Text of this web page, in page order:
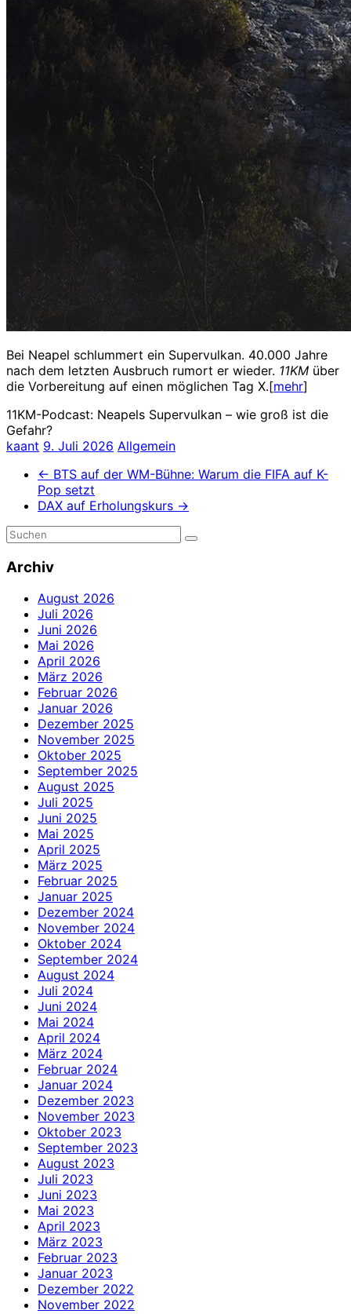
Bei Neapel schlummert ein Supervulkan. 40.000 Jahre
nach dem letzten Ausbruch rumort er wieder. 11KM über
die Vorbereitung auf einen möglichen Tag X.[mehr]
11KM-Podcast: Neapels Supervulkan – wie groß ist die
Gefahr?
kaant 9. Juli 2026 Allgemein
← BTS auf der WM-Bühne: Warum die FIFA auf K-
Pop setzt
DAX auf Erholungskurs →
Archiv
August 2026
Juli 2026
Juni 2026
Mai 2026
April 2026
März 2026
Februar 2026
Januar 2026
Dezember 2025
November 2025
Oktober 2025
September 2025
August 2025
Juli 2025
Juni 2025
Mai 2025
April 2025
März 2025
Februar 2025
Januar 2025
Dezember 2024
November 2024
Oktober 2024
September 2024
August 2024
Juli 2024
Juni 2024
Mai 2024
April 2024
März 2024
Februar 2024
Januar 2024
Dezember 2023
November 2023
Oktober 2023
September 2023
August 2023
Juli 2023
Juni 2023
Mai 2023
April 2023
März 2023
Februar 2023
Januar 2023
Dezember 2022
November 2022